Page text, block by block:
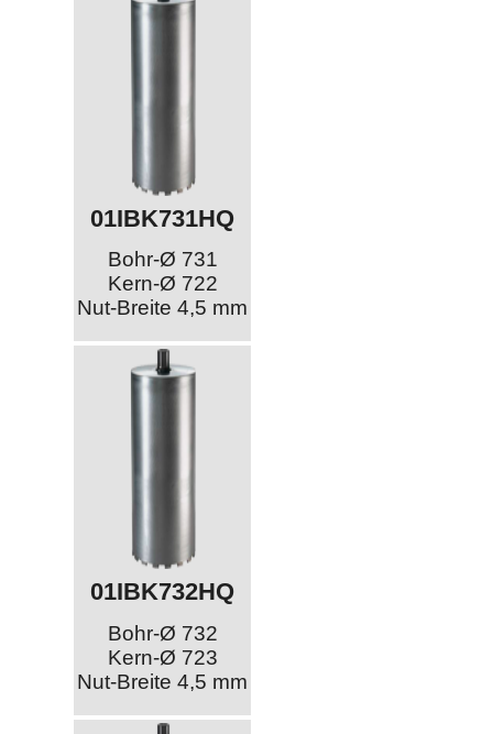
01IBK731HQ
Bohr-Ø 731
Kern-Ø 722
Nut-Breite 4,5 mm
01IBK732HQ
Bohr-Ø 732
Kern-Ø 723
Nut-Breite 4,5 mm